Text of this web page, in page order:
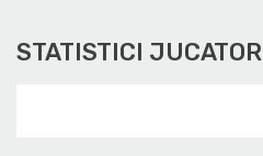
STATISTICI JUCATOR